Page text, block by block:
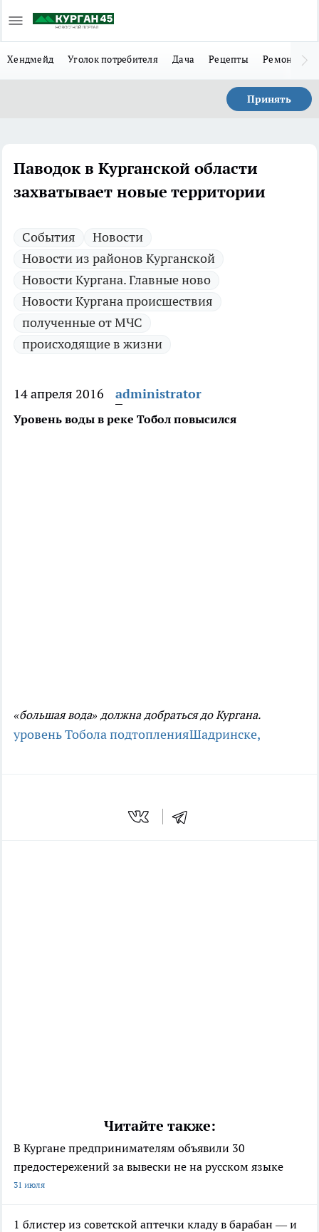
Хендмейд Уголок потребителя Дача Рецепты Ремонт
Принять
Паводок в Курганской области
захватывает новые территории
Cобытия
Новости
Новости из районов Курганской
Новости Кургана. Главные ново
Новости Кургана происшествия
полученные от МЧС
происходящие в жизни
14 апреля 2016 administrator
Уровень воды в реке Тобол повысился
«большая вода» должна добраться до Кургана.
уровень ТоболаподтопленияШадринске,
Читайте также:
В Кургане предпринимателям объявили 30
предостережений за вывески не на русском языке
31 июля
1 блистер из советской аптечки кладу в барабан — и